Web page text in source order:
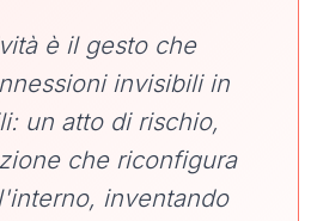
è il gesto che
invisibili in
un atto di rischio,
che riconfigura
inventando